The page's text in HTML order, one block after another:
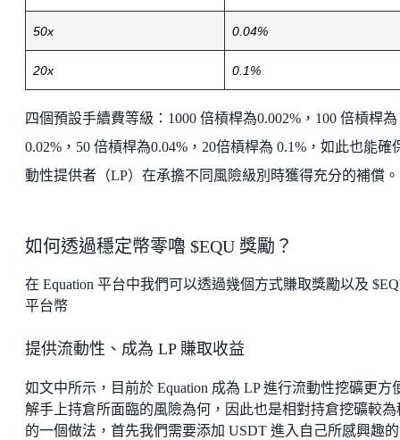
50x 0.04%
20x 0.1%
四個預設手續費等級：1000 倍槓桿為0.002%，100 倍槓桿為
0.02%，50 倍槓桿為0.04%，20倍槓桿為 0.1%，如此也能確
動性提供者（LP）在承擔不同風險級別時獲得充分的補償。
如何透過穩定幣零嚕 $EQU 獎勵？
在 Equation 平台中我們可以透過幾個方式賺取獎勵以及
平台幣
提供流動性、成為 LP 賺取收益
如文中所示，目前於 Equation 成為 LP 進行流動性挖礦更方
解手上持倉所面臨的風險為何，因此也是相對持倉挖礦較為
的一個做法，首先我們需要添加 USDT 進入自己所感興趣